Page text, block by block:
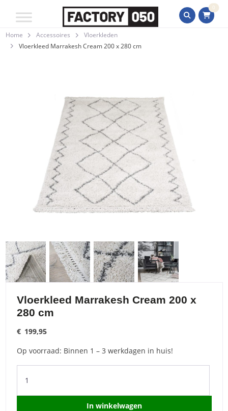
0
Home Accessoires
Vloerkleden
Vloerkleed Marrakesh Cream 200 x 280 cm
Vloerkleed Marrakesh Cream 200 x
280 cm
€ 199,95
Op voorraad: Binnen 1 – 3 werkdagen in huis!
Marrakesh
In winkelwagen